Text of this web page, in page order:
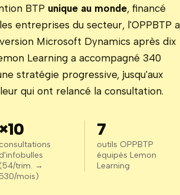
BTP unique au monde, financé
entreprises du secteur, l'OPPBTP a
Microsoft Dynamics après dix
Learning a accompagné 340
stratégie progressive, jusqu'aux
qui ont relancé la consultation.
×10
consultations
d'infobulles
(54/trim. →
mois)
7
outils OPPBTP
équipés Lemon
Learning